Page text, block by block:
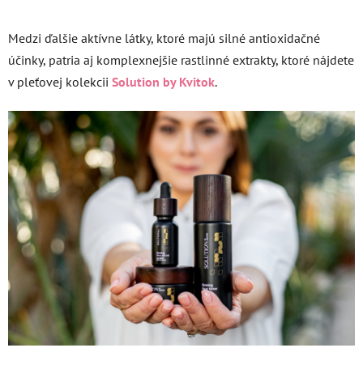
Medzi ďalšie aktívne látky, ktoré majú silné antioxidačné
účinky, patria aj komplexnejšie rastlinné extrakty, ktoré nájdete
v pleťovej kolekcii Solution by Kvitok.